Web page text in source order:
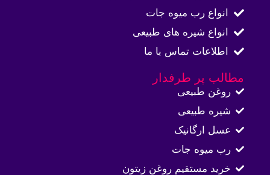
انواع رب میوه جات
انواع شیره های طبیعی
اطلاعات تماس با ما​
مطالب پر طرفدار
روغن طبیعی
شیره طبیعی
عسل ارگانیک
رب میوه جات
خرید مستقیم روغن زیتون